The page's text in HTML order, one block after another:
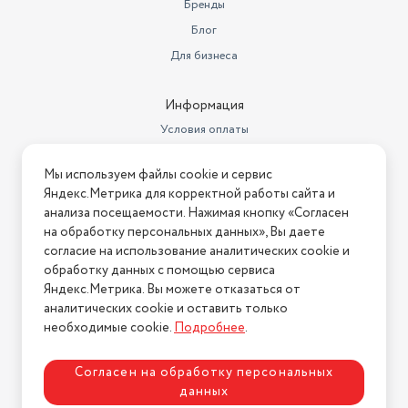
A+++
нет
Бирюса
Количество программ стирки
15
Программы
быстрая стирка,
дополнительное полоскание,
ежедневная стирка,
интенсивная стирка, отжим,
полоскание, стирка
деликатных тканей, стирка
детских вещей, с
Защита
от детей
Тип управления
механическое
Максимальная скорость
Бренды
Блог
Для бизнеса
Информация
Условия оплаты
Условия возврата
Нашли ошибку на сайте? Напишите нам
2026 © Интернет-магазин "АстМаркет". У нас есть всё!
Политика конфиденциальности
Мы используем файлы cookie и сервис
Яндекс.Метрика для корректной работы сайта и
анализа посещаемости. Нажимая кнопку «Согласен
на обработку персональных данных», Вы даете
согласие на использование аналитических cookie и
обработку данных с помощью сервиса
Яндекс.Метрика. Вы можете отказаться от
аналитических cookie и оставить только
необходимые cookie.Подробнее.
Согласен на обработку персональных
данных